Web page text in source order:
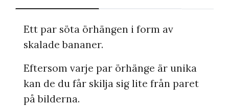
Ett par söta örhängen i form av
skalade bananer.
Eftersom varje par örhänge är unika
kan de du får skilja sig lite från paret
på bilderna.